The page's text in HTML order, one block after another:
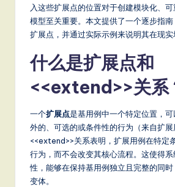
fi
C
hi
e
入这些扩展点的位置对于创建模块化、
模型至关重要。本文提供了一个逐步指
扩展点，并通过实际示例来说明其在现实
什么是扩展点和
<<extend>>关系
一个扩展点是基用例中一个特定位置，
外的、可选的或条件性的行为（来自扩展
<<extend>>关系表明，扩展用例在特定
行为，而不会改变其核心流程。这使得
性，能够在保持基用例独立且完整的同
变体。